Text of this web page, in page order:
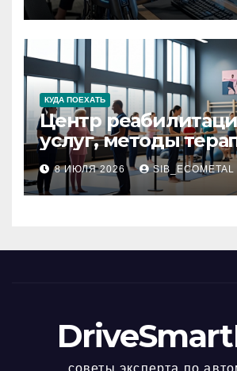
КУДА ПОЕХАТЬ
Центр
услуг, методы
критерии качества
8 ИЮЛЯ 2026 SIB_ECOMETAL
советы эксперта по